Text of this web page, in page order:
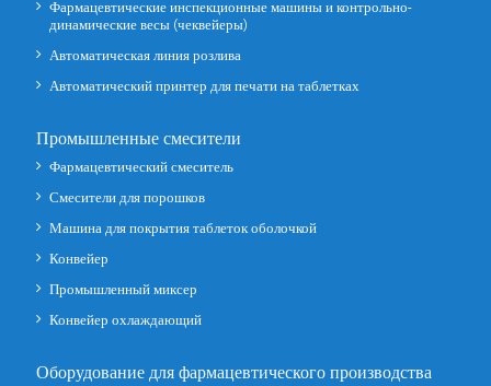
Фармацевтические инспекционные машины и контрольно-
динамические весы (чеквейеры)
Автоматическая линия розлива
Автоматический принтер для печати на таблетках
Промышленные смесители
Фармацевтический смеситель
Смесители для порошков
Машина для покрытия таблеток оболочкой
Конвейер
Промышленный миксер
Конвейер охлаждающий
Оборудование для фармацевтического производства